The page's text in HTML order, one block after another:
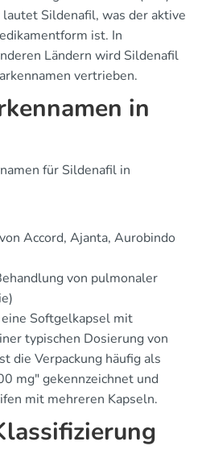
Sildenafil, was der aktive
ist. In
Ländern wird Sildenafil
vertrieben.
in
für Sildenafil in
Accord, Ajanta, Aurobindo
von pulmonaler
Softgelkapsel mit
typischen Dosierung von
die Verpackung häufig als
mg" gekennzeichnet und
mit mehreren Kapseln.